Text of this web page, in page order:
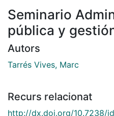
Seminario
pública y
Autors
Tarrés Vives, Marc
Recurs relacionat
http://dx.doi.org/10.7238/